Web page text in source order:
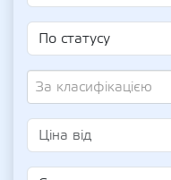
За класифікацією